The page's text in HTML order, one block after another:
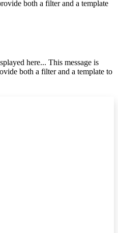
both a filter and a template
here... This message is
both a filter and a template to